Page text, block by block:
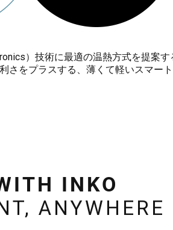
）技術に最適の温熱方式を提案す
さをプラスする、薄くて軽いスマー
INKO
ANYWHERE